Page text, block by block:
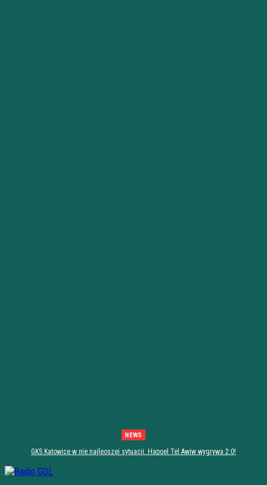
NEWS
GKS Katowice w nie najleoszej sytuacji. Hapoel Tel Awiw wygrywa 2:0!